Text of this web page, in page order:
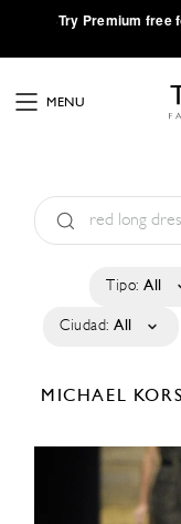
·Try Premium free
MENU
Tipo: All
Ciudad: All
MICHAEL